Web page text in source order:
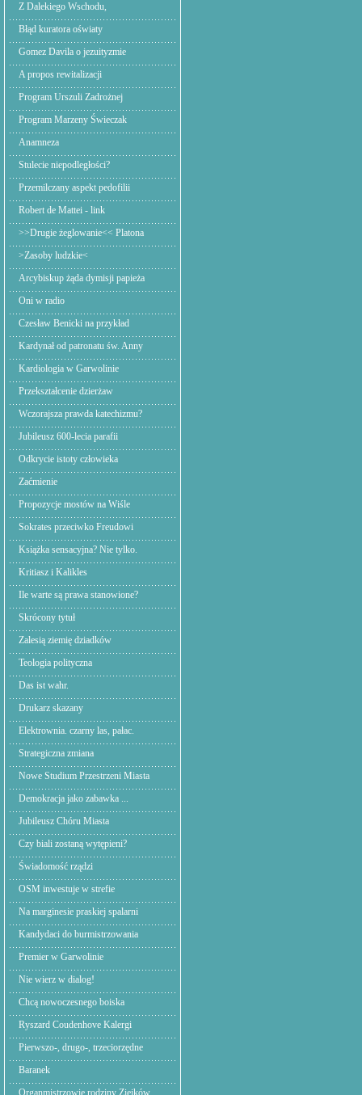
Z Dalekiego Wschodu,
Błąd kuratora oświaty
Gomez Davila o jezuityzmie
A propos rewitalizacji
Program Urszuli Zadrożnej
Program Marzeny Świeczak
Anamneza
Stulecie niepodległości?
Przemilczany aspekt pedofilii
Robert de Mattei - link
>>Drugie żeglowanie<< Platona
>Zasoby ludzkie<
Arcybiskup żąda dymisji papieża
Oni w radio
Czesław Benicki na przykład
Kardynał od patronatu św. Anny
Kardiologia w Garwolinie
Przekształcenie dzierżaw
Wczorajsza prawda katechizmu?
Jubileusz 600-lecia parafii
Odkrycie istoty człowieka
Zaćmienie
Propozycje mostów na Wiśle
Sokrates przeciwko Freudowi
Książka sensacyjna? Nie tylko.
Kritiasz i Kalikles
Ile warte są prawa stanowione?
Skrócony tytuł
Zalesią ziemię dziadków
Teologia polityczna
Das ist wahr.
Drukarz skazany
Elektrownia. czarny las, pałac.
Strategiczna zmiana
Nowe Studium Przestrzeni Miasta
Demokracja jako zabawka ...
Jubileusz Chóru Miasta
Czy biali zostaną wytępieni?
Świadomość rządzi
OSM inwestuje w strefie
Na marginesie praskiej spalarni
Kandydaci do burmistrzowania
Premier w Garwolinie
Nie wierz w dialog!
Chcą nowoczesnego boiska
Ryszard Coudenhove Kalergi
Pierwszo-, drugo-, trzeciorzędne
Baranek
Organmistrzowie rodziny Ziejków